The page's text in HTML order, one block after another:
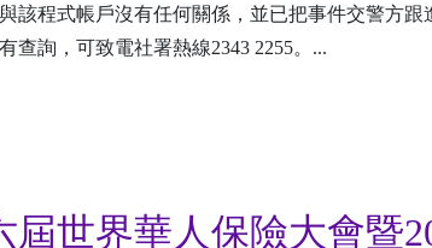
該程式帳戶沒有任何關係，並已把事件交警方
查詢，可致電社署熱線2343 2255。...
世界華人保險大會暨